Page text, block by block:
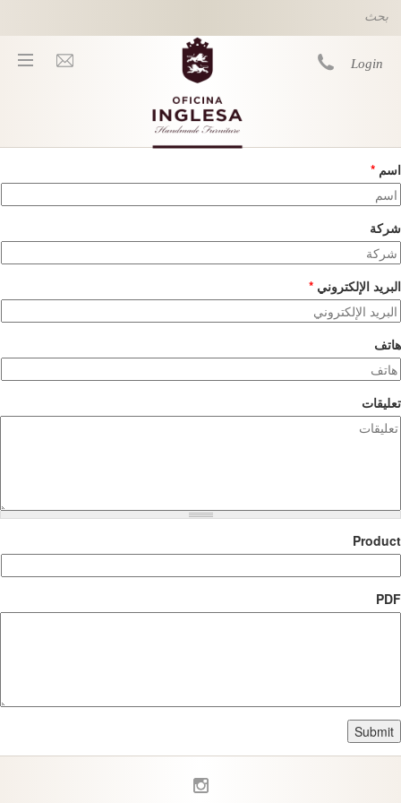
Login
You are here
اسم *
شركة
البريد الإلكتروني *
هاتف
تعليقات
Product
PDF